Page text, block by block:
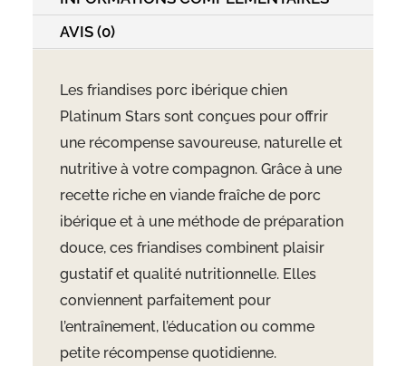
AVIS (0)
Les friandises porc ibérique chien
Platinum Stars sont conçues pour offrir
une récompense savoureuse, naturelle et
nutritive à votre compagnon. Grâce à une
recette riche en viande fraîche de porc
ibérique et à une méthode de préparation
douce, ces friandises combinent plaisir
gustatif et qualité nutritionnelle. Elles
conviennent parfaitement pour
l’entraînement, l’éducation ou comme
petite récompense quotidienne.